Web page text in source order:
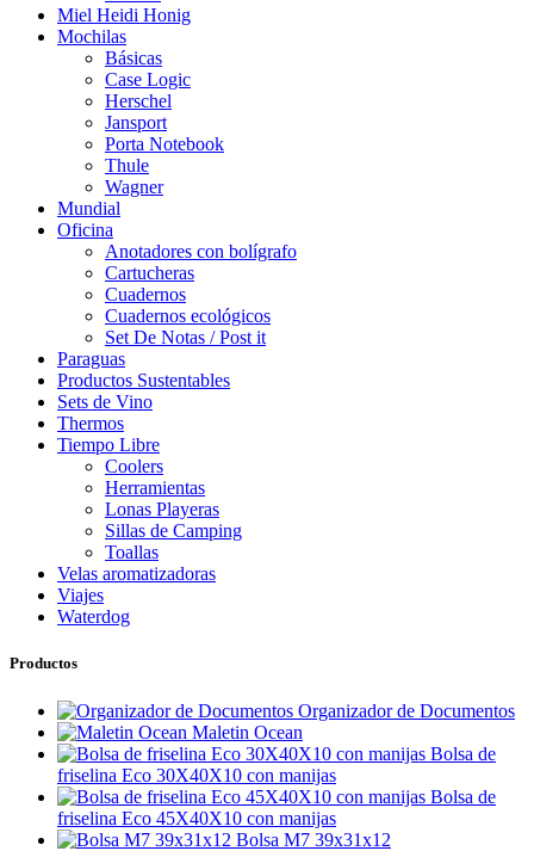
Miel Heidi Honig
Mochilas
Básicas
Case Logic
Herschel
Jansport
Porta Notebook
Thule
Wagner
Mundial
Oficina
Anotadores con bolígrafo
Cartucheras
Cuadernos
Cuadernos ecológicos
Set De Notas / Post it
Paraguas
Productos Sustentables
Sets de Vino
Thermos
Tiempo Libre
Coolers
Herramientas
Lonas Playeras
Sillas de Camping
Toallas
Velas aromatizadoras
Viajes
Waterdog
Productos
Organizador de Documentos
Maletin Ocean
Bolsa de
friselina Eco 30X40X10 con manijas
Bolsa de
friselina Eco 45X40X10 con manijas
Bolsa M7 39x31x12